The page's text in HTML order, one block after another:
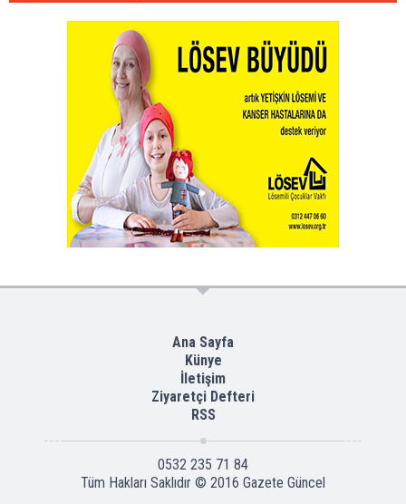
Ana Sayfa
Künye
İletişim
Ziyaretçi Defteri
RSS
0532 235 71 84
Tüm Hakları Saklıdır © 2016 Gazete Güncel